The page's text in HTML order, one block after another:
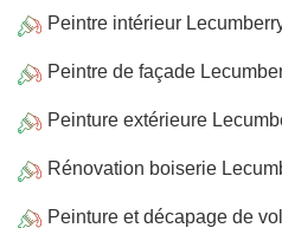
Peintre intérieur
Peintre de façade
Peinture extérieure
Rénovation boiserie
Peinture et décapage de